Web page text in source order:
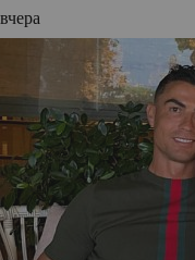
вчера